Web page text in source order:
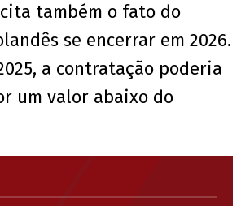
também o fato do
se encerrar em 2026.
a contratação poderia
um valor abaixo do